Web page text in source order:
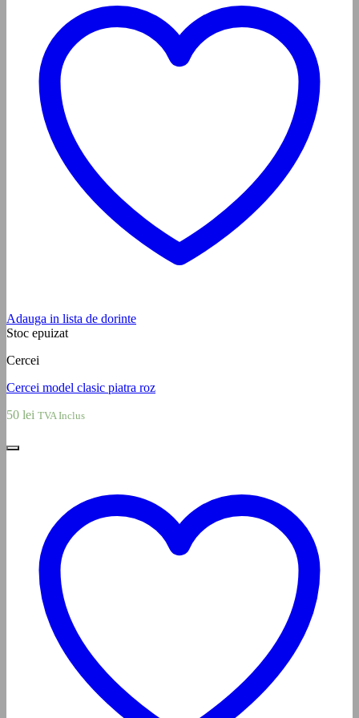
Adauga in lista de dorinte
Stoc epuizat
Cercei
Cercei model clasic piatra roz
50 lei TVA Inclus